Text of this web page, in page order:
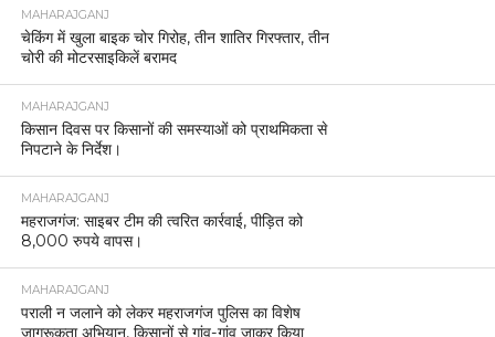
MAHARAJGANJ
चेकिंग में खुला बाइक चोर गिरोह, तीन शातिर गिरफ्तार, तीन
चोरी की मोटरसाइकिलें बरामद
MAHARAJGANJ
किसान दिवस पर किसानों की समस्याओं को प्राथमिकता से
निपटाने के निर्देश।
MAHARAJGANJ
महराजगंज: साइबर टीम की त्वरित कार्रवाई, पीड़ित को
8,000 रुपये वापस।
MAHARAJGANJ
पराली न जलाने को लेकर महराजगंज पुलिस का विशेष
जागरूकता अभियान, किसानों से गांव-गांव जाकर किया